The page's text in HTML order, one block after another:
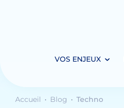
VOS ENJEUX
Accueil Blog Techno